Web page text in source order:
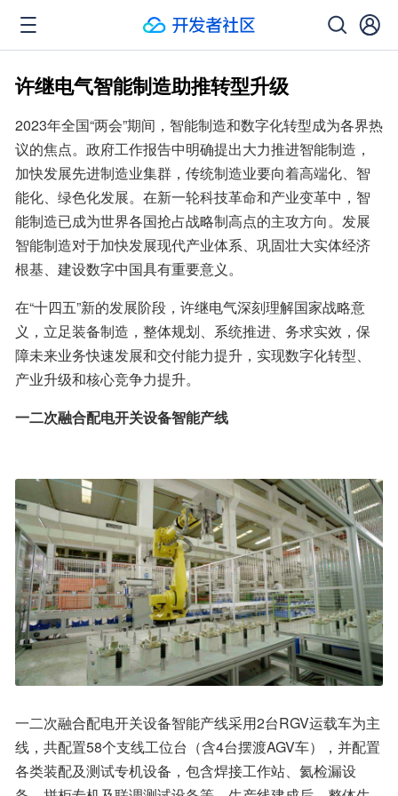
许继电气智能制造助推转型升级
2023年全国“两会”期间，智能制造和数字化转型成为各界热
议的焦点。政府工作报告中明确提出大力推进智能制造，
加快发展先进制造业集群，传统制造业要向着高端化、智
能化、绿色化发展。在新一轮科技革命和产业变革中，智
能制造已成为世界各国抢占战略制高点的主攻方向。发展
智能制造对于加快发展现代产业体系、巩固壮大实体经济
根基、建设数字中国具有重要意义。
在“十四五”新的发展阶段，许继电气深刻理解国家战略意
义，立足装备制造，整体规划、系统推进、务求实效，保
障未来业务快速发展和交付能力提升，实现数字化转型、
产业升级和核心竞争力提升。
一二次融合配电开关设备智能产线
一二次融合配电开关设备智能产线采用2台RGV运载车为主
线，共配置58个支线工位台（含4台摆渡AGV车），并配置
各类装配及测试专机设备，包含焊接工作站、氦检漏设